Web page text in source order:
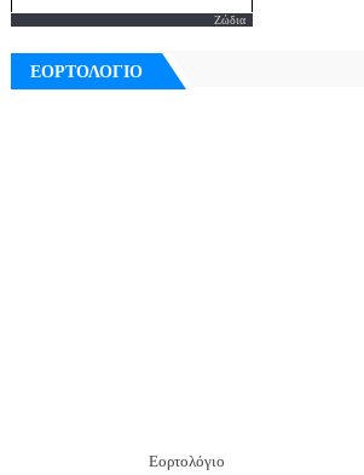
Ζώδια
ΕΟΡΤΟΛΟΓΙΟ
Εορτολόγιο